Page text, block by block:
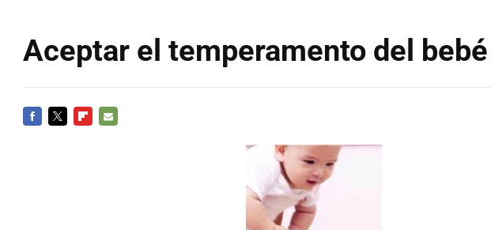
Aceptar el temperamento del bebé